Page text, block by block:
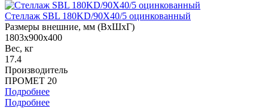
Стеллаж SBL 180KD/90X40/5 оцинкованный
Размеры внешние, мм (ВхШхГ)
1803x900x400
Вес, кг
17.4
Производитель
ПРОМЕТ 20
Подробнее
Подробнее